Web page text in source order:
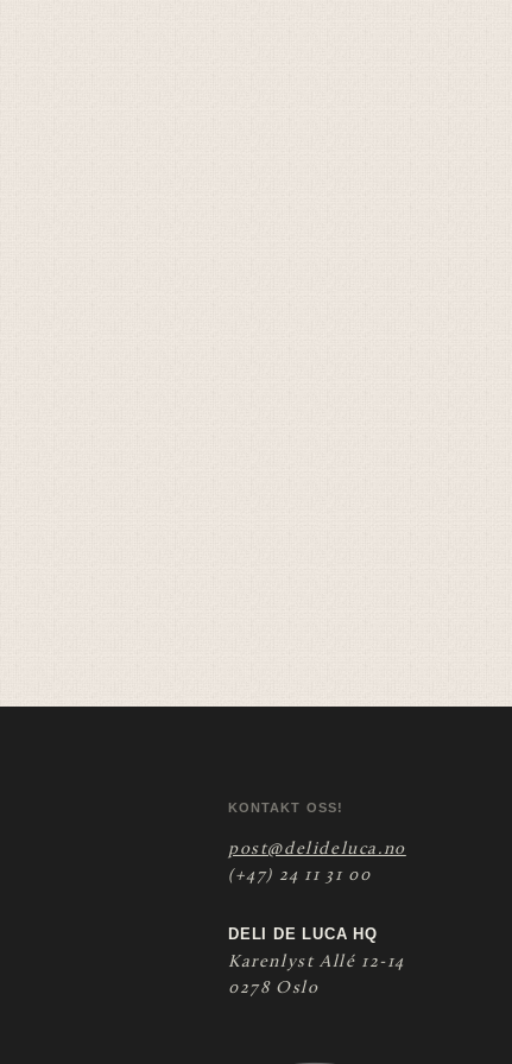
KONTAKT OSS!
post@delideluca.no
(+47) 24 11 31 00
DELI DE LUCA HQ
Karenlyst Allé 12-14
0278 Oslo